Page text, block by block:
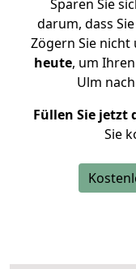
Sparen Sie
darum, dass
Zögern Sie nicht
heute, um
Ulm
Füllen Sie jetzt
Sie